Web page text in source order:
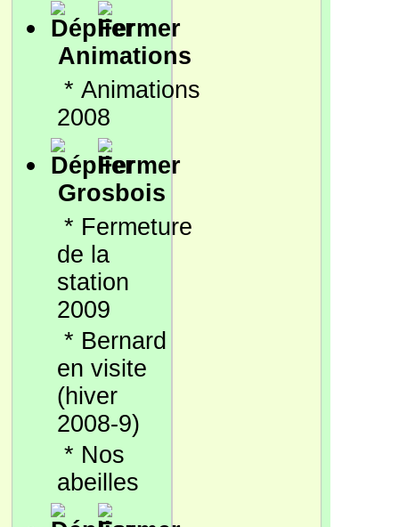
Animations
* Animations
2008
Grosbois
* Fermeture
de la
station
2009
* Bernard
en visite
(hiver
2008-9)
* Nos
abeilles